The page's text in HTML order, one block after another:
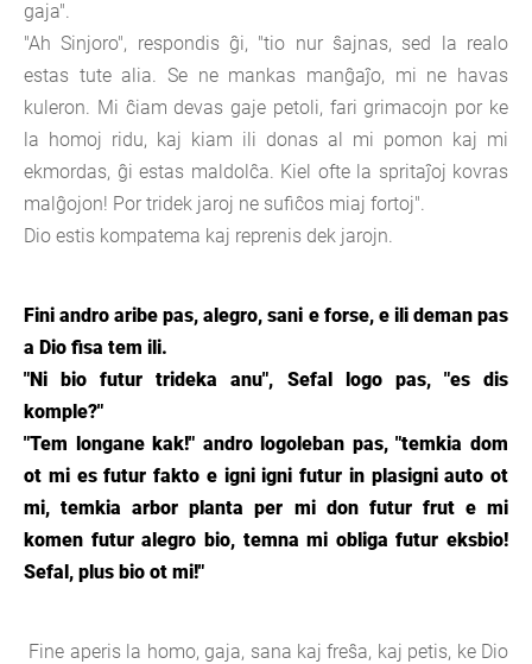
gaja".
"Ah Sinjoro", respondis ĝi, "tio nur ŝajnas, sed la realo
estas tute alia. Se ne mankas manĝaĵo, mi ne havas
kuleron. Mi ĉiam devas gaje petoli, fari grimacojn por ke
la homoj ridu, kaj kiam ili donas al mi pomon kaj mi
ekmordas, ĝi estas maldolĉa. Kiel ofte la spritaĵoj kovras
malĝojon! Por tridek jaroj ne sufiĉos miaj fortoj".
Dio estis kompatema kaj reprenis dek jarojn.
Fini andro aribe pas, alegro, sani e forse, e ili deman pas
a Dio fisa tem ili.
"Ni bio futur trideka anu", Sefal logo pas, "es dis
komple?"
"Tem longane kak!" andro logoleban pas, "temkia dom
ot mi es futur fakto e igni igni futur in plasigni auto ot
mi, temkia arbor planta per mi don futur frut e mi
komen futur alegro bio, temna mi obliga futur eksbio!
Sefal, plus bio ot mi!"
Fine aperis la homo, gaja, sana kaj freŝa, kaj petis, ke Dio